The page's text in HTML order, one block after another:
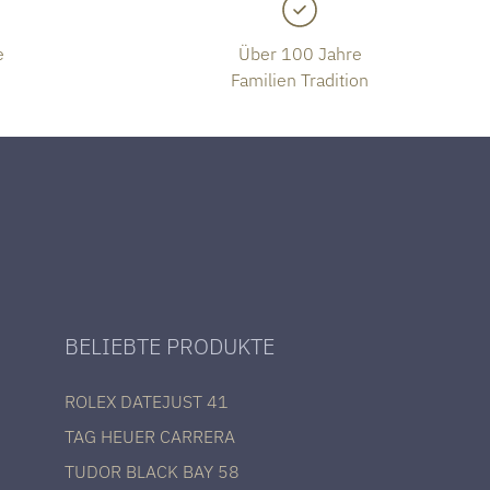
Über 100 Jahre
Familien Tradition
BELIEBTE PRODUKTE
ROLEX DATEJUST 41
TAG HEUER CARRERA
TUDOR BLACK BAY 58